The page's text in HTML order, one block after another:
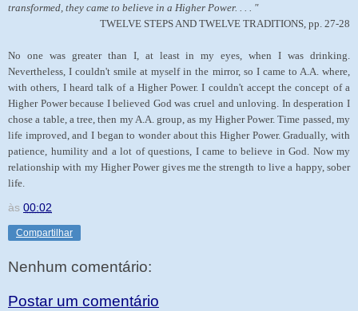
transformed, they came to believe in a Higher Power. . . . "
TWELVE STEPS AND TWELVE TRADITIONS, pp. 27-28
No one was greater than I, at least in my eyes, when I was drinking.
Nevertheless, I couldn't smile at myself in the mirror, so I came to A.A. where,
with others, I heard talk of a Higher Power. I couldn't accept the concept of a
Higher Power because I believed God was cruel and unloving. In desperation I
chose a table, a tree, then my A.A. group, as my Higher Power. Time passed, my
life improved, and I began to wonder about this Higher Power. Gradually, with
patience, humility and a lot of questions, I came to believe in God. Now my
relationship with my Higher Power gives me the strength to live a happy, sober
life.
às 00:02
Compartilhar
Nenhum comentário:
Postar um comentário